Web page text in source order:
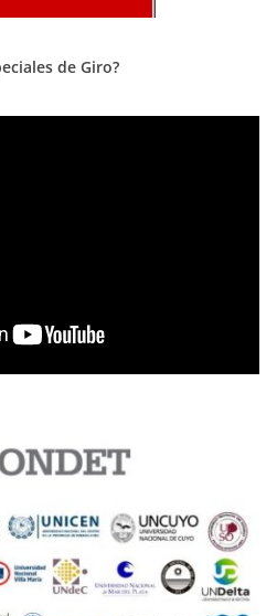
de Giro?